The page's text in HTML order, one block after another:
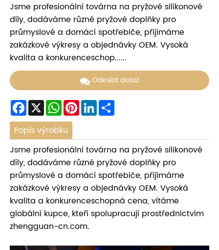
Jsme profesionální továrna na pryžové silikonové
díly, dodáváme různé pryžové doplňky pro
průmyslové a domácí spotřebiče, přijímáme
zakázkové výkresy a objednávky OEM. Vysoká
kvalita a konkurenceschop......
Odeslat dotaz
Facebook
X WhatsApp
Pinterest
LinkedIn
Popis výrobku
Jsme profesionální továrna na pryžové silikonové
díly, dodáváme různé pryžové doplňky pro
průmyslové a domácí spotřebiče, přijímáme
zakázkové výkresy a objednávky OEM. Vysoká
kvalita a konkurenceschopná cena, vítáme
globální kupce, kteří spolupracují prostřednictvím
zhengguan-cn.com.